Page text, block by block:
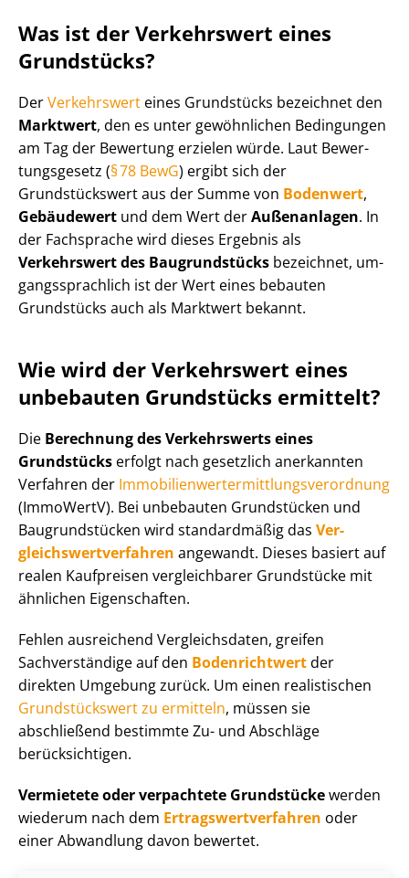
Was ist der Verkehrswert eines
Grundstücks?
DerVerkehrswert eines Grundstücks bezeichnet den
Marktwert, den es unter gewöhnlichen Bedingungen
am Tag der Bewertung erzielen würde. Laut Be­wer­
tungs­ge­setz (§ 78 BewG) ergibt sich der
Grundstückswert aus der Summe von Bodenwert,
Gebäudewert und dem Wert derAußenanlagen. In
der Fachsprache wird dieses Ergebnis als
Verkehrswert des Baugrundstücks bezeichnet, um­
gangs­sprach­lich ist der Wert eines bebauten
Grundstücks auch als Marktwert bekannt.
Wie wird der Verkehrswert eines
unbebauten Grundstücks ermittelt?
Die Berechnung des Verkehrswerts eines
Grundstücks erfolgt nach gesetzlich anerkannten
Verfahren der Im­mo­bi­li­en­wert­ermitt­lungs­ver­ord­nung
(ImmoWertV). Bei unbebauten Grundstücken und
Baugrundstücken wird standardmäßig das Ver­
gleichs­wert­ver­fah­ren angewandt. Dieses basiert auf
realen Kaufpreisen vergleichbarer Grundstücke mit
ähnlichen Eigenschaften.
Fehlen ausreichend Vergleichsdaten, greifen
Sachverständige auf den Bodenrichtwertder
direkten Umgebung zurück. Um einen realistischen
Grundstückswert zu ermitteln, müssen sie
abschließend bestimmte Zu- und Abschläge
berücksichtigen.
Vermietete oder verpachtete Grundstückewerden
wiederum nach dem Er­trags­wert­ver­fah­ren oder
einer Abwandlung davon bewertet.